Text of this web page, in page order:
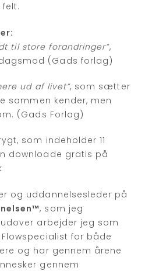
til store forandringer”,
(Gads forlag)
ud af livet”, som sætter
sammen kender, men
(Gads Forlag)
som indeholder 11
downloade gratis på
og uddannelsesleder på
, som jeg
arbejder jeg som
for både
og har gennem årene
gennem